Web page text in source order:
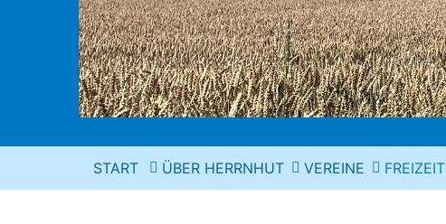
START ÜBER HERRNHUT VEREINE FREIZEIT